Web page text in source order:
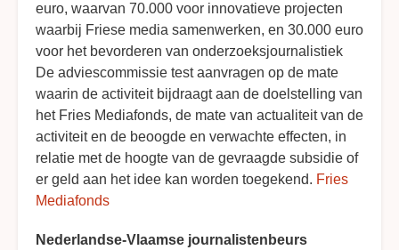
euro, waarvan 70.000 voor innovatieve projecten
waarbij Friese media samenwerken, en 30.000 euro
voor het bevorderen van onderzoeksjournalistiek
De adviescommissie test aanvragen op de mate
waarin de activiteit bijdraagt aan de doelstelling van
het Fries Mediafonds, de mate van actualiteit van de
activiteit en de beoogde en verwachte effecten, in
relatie met de hoogte van de gevraagde subsidie of
er geld aan het idee kan worden toegekend. Fries
Mediafonds
Nederlandse-Vlaamse journalistenbeurs